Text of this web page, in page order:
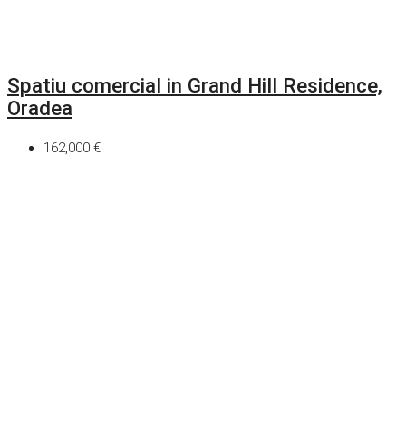
Spatiu comercial in Grand Hill Residence,
Oradea
162,000 €